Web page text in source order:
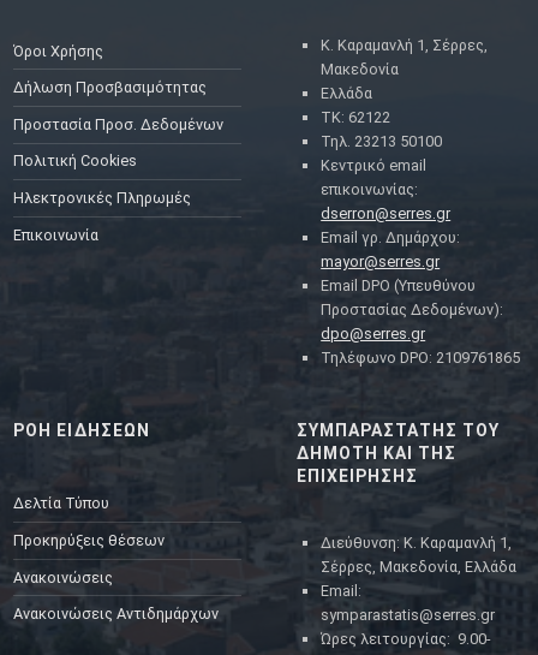
Όροι Χρήσης
Δήλωση Προσβασιμότητας
Προστασία Προσ. Δεδομένων
Πολιτική Cookies
Ηλεκτρονικές Πληρωμές
Επικοινωνία
Κ. Καραμανλή 1, Σέρρες,
Μακεδονία
Ελλάδα
ΤΚ: 62122
Τηλ. 23213 50100
Κεντρικό email
επικοινωνίας:
dserron@serres.gr
Email γρ. Δημάρχου:
mayor@serres.gr
Email DPO (Υπευθύνου
Προστασίας Δεδομένων):
dpo@serres.gr
Τηλέφωνο DPO: 2109761865
ΡΟΗ ΕΙΔΗΣΕΩΝ
Δελτία Τύπου
Προκηρύξεις θέσεων
Ανακοινώσεις
Ανακοινώσεις Αντιδημάρχων
ΣΥΜΠΑΡΑΣΤΑΤΗΣ ΤΟΥ
ΔΗΜΟΤΗ ΚΑΙ ΤΗΣ
ΕΠΙΧΕΙΡΗΣΗΣ
Διεύθυνση: Κ. Καραμανλή 1,
Σέρρες, Μακεδονία, Ελλάδα
Email:
symparastatis@serres.gr
Ώρες λειτουργίας: 9.00-